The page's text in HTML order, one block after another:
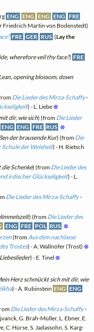
ENG ENG ENG ENG FRE
Friedrich Martin von Bodenstedt)
FRE GER RUS (Lay the
wherefore veil thy face?) FRE
opening blossom, down
Die Lieder des Mirza-Schaffy-
) - L. Liebe ⊗
dir, wie sich) (from Die Lieder
ENG ENG FRE RUS ⊗
der brausende Kur) (from Die
Schule der Weisheit) - H. Rietsch
die Schenke) (from Die Lieder des
irdischer Glückseligkeit) - L.
Die Lieder des Mirza-Schaffy-
) (from Die Lieder des
ENG FRE POL RUS ⊗
(from Aus dem nachlasse
Trostes) - A. Wallnöfer (Trost) ⊗
) - E. Tinel ⊗
Herz schmückt sich mit dir, wie
) - A. Rubinstein ENG ENG
Die Lieder des Mirza-Schaffy-
G. Brah-Müller, L. Ebner, E.
C. Hürse, S. Jadassohn, S. Karg-